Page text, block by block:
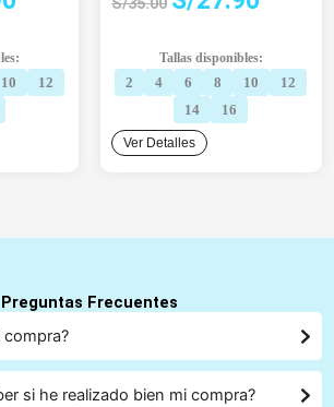
es:
S/27.90.
10
12
era:
S/35.00.
es:
S/27.90.
Tallas disponibles:
2 4 6 8 10
12
14
16
Ver Detalles
Preguntas Frecuentes
compra?
si he realizado bien mi compra?